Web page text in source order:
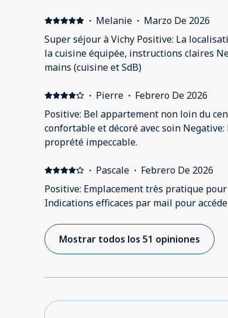
· Melanie · Marzo De 2026
Super séjour à Vichy Positive: La
la cuisine équipée, instructions claires
mains (cuisine et SdB)
· Pierre · Febrero De 2026
Positive: Bel appartement non loin du
confortable et décoré avec soin
proprété impeccable.
· Pascale · Febrero De 2026
Positive: Emplacement très pratique
Indications efficaces par mail pour
Mostrar todos los 51 opiniones